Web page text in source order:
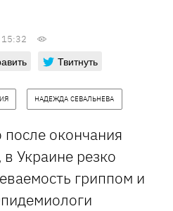
15:32
Твитнуть
НАДЕЖДА СЕВАЛЬНЕВА
окончания
Украине резко
гриппом и